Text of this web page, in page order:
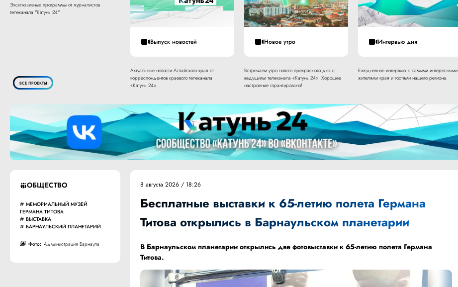
Эксклюзивные программы от журналистов
телеканала "Катунь 24"
ВСЕ ПРОЕКТЫ
Выпуск новостей
Актуальные новости Алтайского края от
корреспондентов краевого телеканала
«Катунь 24».
Новое утро
Встречаем утро нового прекрасного дня с
ведущими телеканала «Катунь 24». Хорошее
настроение гарантировано!
Интервью дня
Ежедневное интервью с самыми интересными
жителями края и гостями нашего региона.
ОБЩЕСТВО
МЕМОРИАЛЬНЫЙ МУЗЕЙ
ГЕРМАНА ТИТОВА
ВЫСТАВКА
БАРНАУЛЬСКИЙ ПЛАНЕТАРИЙ
Фото: Администрация Барнаула
8 августа 2026 / 18:26
Бесплатные выставки к 65-летию полета Германа
Титова открылись в Барнаульском планетарии
В Барнаульском планетарии открылись две фотовыставки к 65-летию полета Германа
Титова.